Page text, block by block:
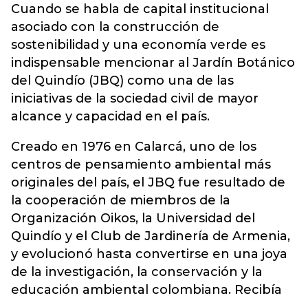
Cuando se habla de capital institucional
asociado con la construcción de
sostenibilidad y una economía verde es
indispensable mencionar al Jardín Botánico
del Quindío (JBQ) como una de las
iniciativas de la sociedad civil de mayor
alcance y capacidad en el país.
Creado en 1976 en Calarcá, uno de los
centros de pensamiento ambiental más
originales del país, el JBQ fue resultado de
la cooperación de miembros de la
Organización Oikos, la Universidad del
Quindío y el Club de Jardinería de Armenia,
y evolucionó hasta convertirse en una joya
de la investigación, la conservación y la
educación ambiental colombiana. Recibía